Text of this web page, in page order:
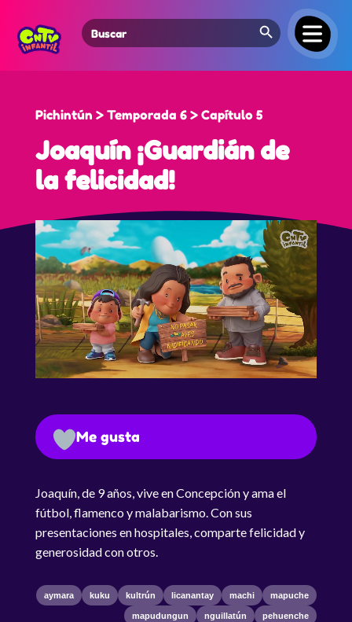
Search
for:
Search Button
Pichintún > Temporada 6 > Capítulo 5
Joaquín ¡Guardián de
la felicidad!
Me gusta
Joaquín, de 9 años, vive en Concepción y ama el
fútbol, flamenco y malabarismo. Con sus
presentaciones en hospitales, comparte felicidad y
generosidad con otros.
aymara kuku kultrún licanantay machi mapuche
mapudungun nguillatún pehuenche